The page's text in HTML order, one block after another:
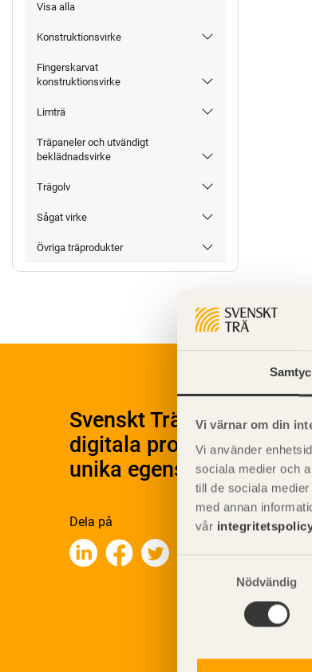
Vi värnar om din
Vi använder
sociala medier och
till de sociala
med annan
vår
Nödvändig
Visa alla
Konstruktionsvirke
Fingerskarvat
konstruktionsvirke
Limträ
Träpaneler och utvändigt
beklädnadsvirke
Trägolv
Sågat virke
Övriga träprodukter
Svenskt Träs
digitala produktkatalog
unika egenskaper.
Dela på